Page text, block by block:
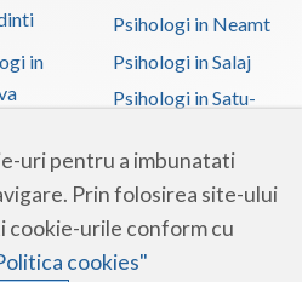
uri pentru a imbunatati
Prin folosirea site-ului
cookie-urile conform cu
cookies"
Psihologi in Neamt
in
Psihologi in Salaj
Psihologi in Satu-
in
Psihologi in
Teleorman
in Tulcea Psihologi in Valcea
in